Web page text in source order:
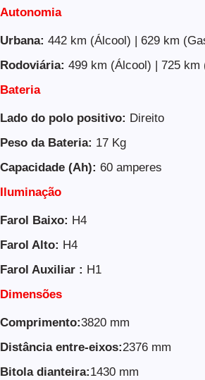
Autonomia
Urbana: 442 km (Álcool) | 629 km
Rodoviária: 499 km (Álcool) | 725 km
Bateria
Lado do polo positivo: Direito
Peso da Bateria: 17 Kg
Capacidade (Ah): 60 amperes
Iluminação
Farol Baixo: H4
Farol Alto: H4
Farol Auxiliar : H1
Dimensões
Comprimento:3820 mm
Distância entre-eixos:2376 mm
Bitola dianteira:1430 mm